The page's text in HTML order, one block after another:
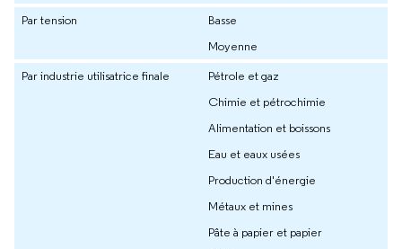
Par tension
Basse
Moyenne
Par industrie utilisatrice finale
Pétrole et gaz
Chimie et pétrochimie
Alimentation et boissons
Eau et eaux usées
Production d'énergie
Métaux et mines
Pâte à papier et papier